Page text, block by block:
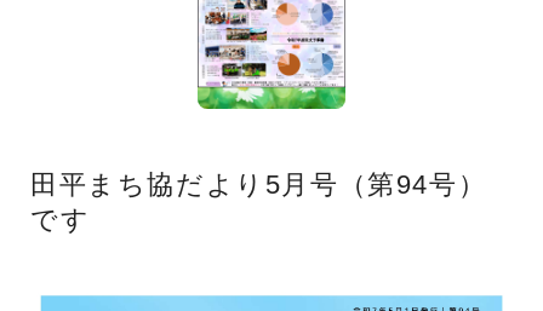
田平まち協だより5月号（第94号）
です